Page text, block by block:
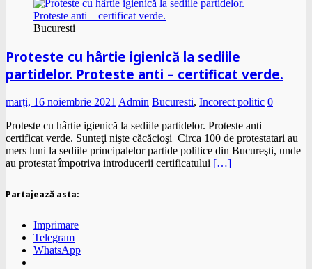
Bucuresti
Proteste cu hârtie igienică la sediile
partidelor. Proteste anti – certificat verde.
marți, 16 noiembrie 2021 Admin Bucuresti, Incorect politic 0
Proteste cu hârtie igienică la sediile partidelor. Proteste anti –
certificat verde. Sunteţi nişte căcăcioşi Circa 100 de protestatari au
mers luni la sediile principalelor partide politice din Bucureşti, unde
au protestat împotriva introducerii certificatului […]
Partajează asta:
Imprimare
Telegram
WhatsApp